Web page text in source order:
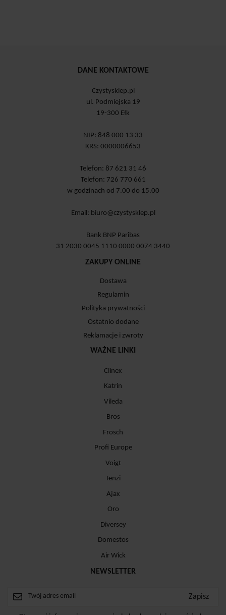
DANE KONTAKTOWE
Czystysklep.pl
ul. Podmiejska 19
19-300 Ełk
NIP: 848 000 13 33
KRS: 0000006653
Telefon: 87 621 31 46
Telefon: 726 770 661
w godzinach od 7.00 do 15.00
Email: biuro@czystysklep.pl
Bank BNP Paribas
31 2030 0045 1110 0000 0074 3440
ZAKUPY ONLINE
Dostawa
Regulamin
Polityka prywatności
Ostatnio dodane
Reklamacje i zwroty
WAŻNE LINKI
Clinex
Katrin
Vileda
Bros
Frosch
Profi Europe
Voigt
Tenzi
Ajax
Oro
Diversey
Domestos
Air Wick
NEWSLETTER